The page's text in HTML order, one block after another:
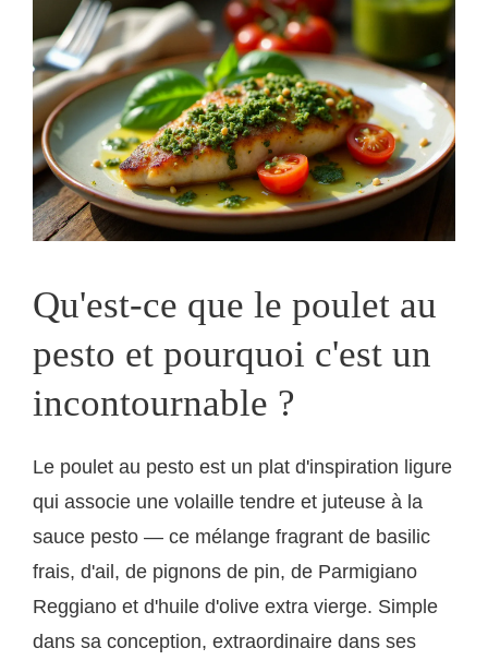
Qu'est-ce que le poulet au
pesto et pourquoi c'est un
incontournable ?
Le poulet au pesto est un plat d'inspiration ligure
qui associe une volaille tendre et juteuse à la
sauce pesto — ce mélange fragrant de basilic
frais, d'ail, de pignons de pin, de Parmigiano
Reggiano et d'huile d'olive extra vierge. Simple
dans sa conception, extraordinaire dans ses